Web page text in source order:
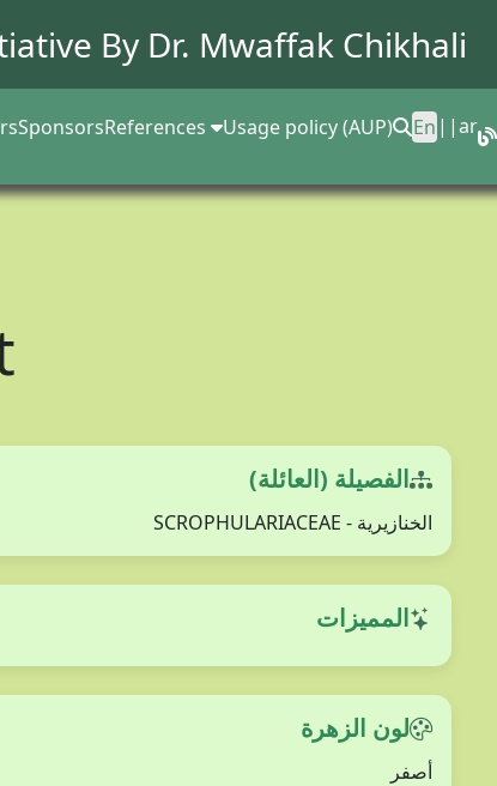
By Dr. Mwaffak Chikhali
SponsorsReferences Usage policy (AUP) En ||ar
الفصيلة (العائلة)
الخنازيرية - SCROPHULARIACEAE
المميزات
لون الزهرة
أصفر